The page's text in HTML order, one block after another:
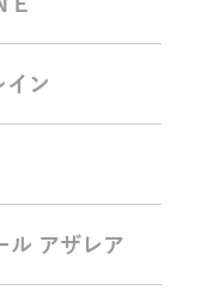
イン
ル アザレア